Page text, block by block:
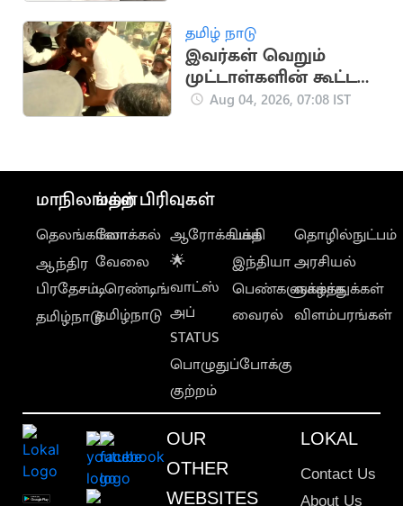
தமிழ் நாடு
இவர்கள் வெறும்
முட்டாள்களின் கூட்டம் -
உதயநிதி சாடல்
Aug 04, 2026, 07:08 IST
மாநிலங்கள்
தெலங்கானா
ஆந்திர
பிரதேசம்
தமிழ்நாடு
மற்ற பிரிவுகள்
லோக்கல்
வேலை
டிரெண்டிங்
தமிழ்நாடு
ஆரோக்கியம்
🌟
வாட்ஸ்
அப்
STATUS
பொழுதுப்போக்கு
குற்றம்
பக்தி
இந்தியா
பெண்களுக்காக
வைரல்
தொழில்நுட்பம்
அரசியல்
வாழ்த்துக்கள்
விளம்பரங்கள்
OUR
OTHER
WEBSITES
LOKAL
Contact Us
About Us